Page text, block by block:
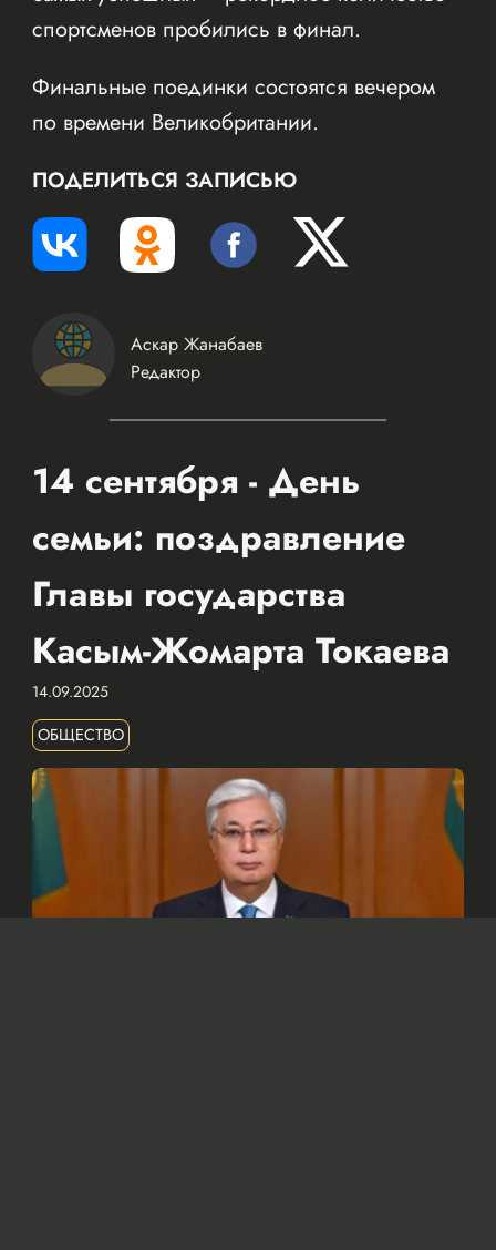
спортсменов пробились в финал.
Финальные поединки состоятся вечером
по времени Великобритании.
ПОДЕЛИТЬСЯ ЗАПИСЬЮ
Аскар Жанабаев
Редактор
14 сентября - День
семьи: поздравление
Главы государства
Касым-Жомарта Токаева
14.09.2025
ОБЩЕСТВО